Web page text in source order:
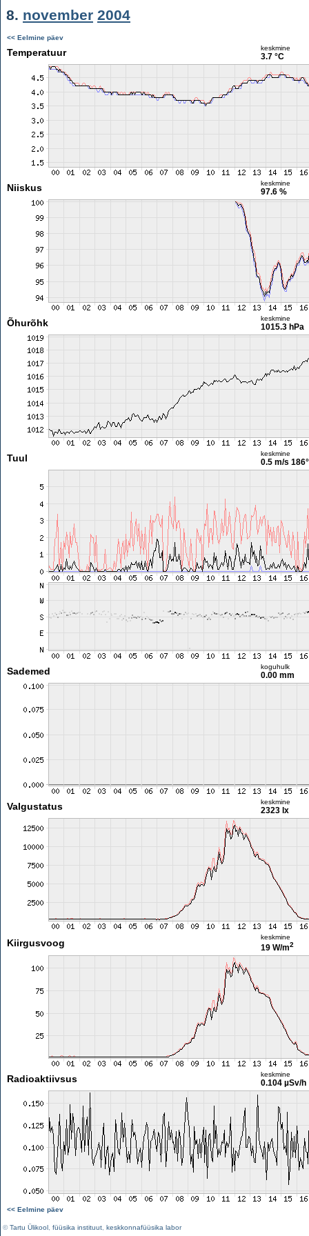
8. november 2004
<< Eelmine päev
Temperatuur keskmine
3.7 °C
Niiskus keskmine
97.6 %
Õhurõhk keskmine
1015.3 hPa
Tuul keskmine
0.5 m/s 186°
Sademed koguhulk
0.00 mm
Valgustatus keskmine
2323 lx
Kiirgusvoog
keskmine
19 W/m2
Radioaktiivsus keskmine
0.104 µSv/h
<< Eelmine päev
©Tartu Ülikool füüsika instituut keskkonnafüüsika labor